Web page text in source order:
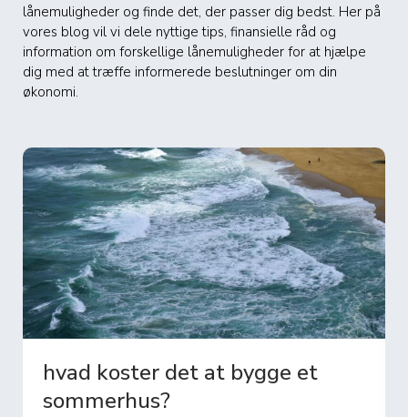
lånemuligheder og finde det, der passer dig bedst. Her på
vores blog vil vi dele nyttige tips, finansielle råd og
information om forskellige lånemuligheder for at hjælpe
dig med at træffe informerede beslutninger om din
økonomi.
Hvor meget koster renovering
pr m2?